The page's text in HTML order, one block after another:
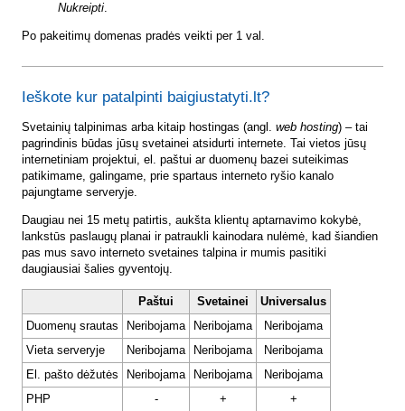
Nukreipti.
Po pakeitimų domenas pradės veikti per 1 val.
Ieškote kur patalpinti baigiustatyti.lt?
Svetainių talpinimas arba kitaip hostingas (angl. web hosting) – tai
pagrindinis būdas jūsų svetainei atsidurti internete. Tai vietos jūsų
internetiniam projektui, el. paštui ar duomenų bazei suteikimas
patikimame, galingame, prie spartaus interneto ryšio kanalo
pajungtame serveryje.
Daugiau nei 15 metų patirtis, aukšta klientų aptarnavimo kokybė,
lankstūs paslaugų planai ir patraukli kainodara nulėmė, kad šiandien
pas mus savo interneto svetaines talpina ir mumis pasitiki
daugiausiai šalies gyventojų.
Paštui Svetainei
Universalus
Duomenų srautas
Neribojama Neribojama
Neribojama
Vieta serveryje
Neribojama Neribojama
Neribojama
El. pašto dėžutės
Neribojama Neribojama
Neribojama
PHP
- +
+